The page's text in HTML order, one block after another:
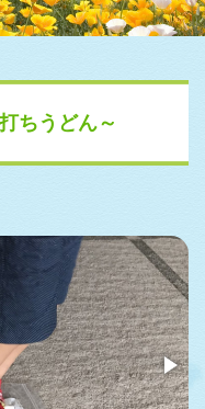
ちうどん～